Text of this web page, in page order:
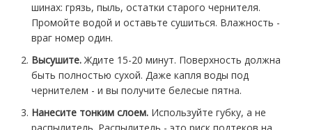
шинах: грязь, пыль, остатки старого чернителя.
Промойте водой и оставьте сушиться. Влажность -
враг номер один.
Высушите.Ждите 15-20 минут. Поверхность должна
быть полностью сухой. Даже капля воды под
чернителем - и вы получите белесые пятна.
Нанесите тонким слоем. Используйте губку, а не